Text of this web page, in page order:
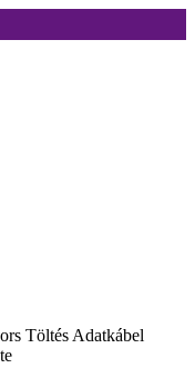
Töltés Adatkábel